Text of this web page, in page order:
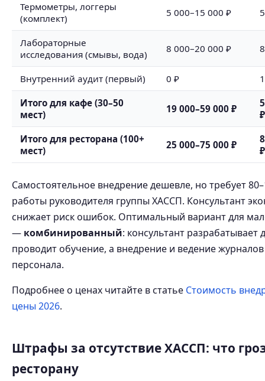
Термометры, логгеры
(комплект)
5 000–15 000 ₽
Лабораторные
исследования (смывы, вода)
8 000–20 000 ₽
Внутренний аудит (первый) 0 ₽
Итого для кафе (30–50
мест)
19 000–59 000 ₽
₽
Итого для ресторана (100+
мест)
25 000–75 000 ₽
₽
Самостоятельное внедрение дешевле, но требует
работы руководителя группы ХАССП. Консультант
снижает риск ошибок. Оптимальный вариант для
— комбинированный: консультант
проводит обучение, а внедрение и ведение
персонала.
Подробнее о ценах читайте в статье Стоимость
цены 2026.
Штрафы за отсутствие ХАССП: что
ресторану